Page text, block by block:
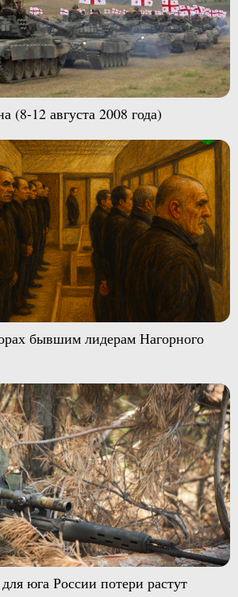
(8-12 августа 2008 года)
бывшим лидерам Нагорного
юга России потери растут